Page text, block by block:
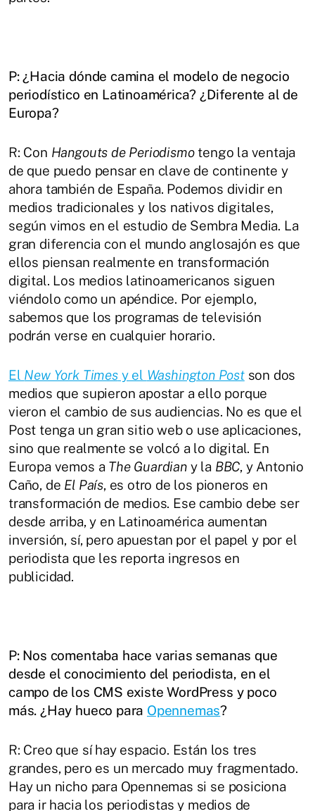
P: ¿Hacia dónde camina el modelo de negocio
periodístico en Latinoamérica? ¿Diferente al de
Europa?
R: Con Hangouts de Periodismotengo la ventaja
de que puedo pensar en clave de continente y
ahora también de España. Podemos dividir en
medios tradicionales y los nativos digitales,
según vimos en el estudio de Sembra Media. La
gran diferencia con el mundo anglosajón es que
ellos piensan realmente en transformación
digital. Los medios latinoamericanos siguen
viéndolo como un apéndice. Por ejemplo,
sabemos que los programas de televisión
podrán verse en cualquier horario.
El New York Timesy el Washington Postson dos
medios que supieron apostar a ello porque
vieron el cambio de sus audiencias. No es que el
Post tenga un gran sitio web o use aplicaciones,
sino que realmente se volcó a lo digital. En
Europa vemos a The Guardiany la BBC, y Antonio
Caño, de El País, es otro de los pioneros en
transformación de medios. Ese cambio debe ser
desde arriba, y en Latinoamérica aumentan
inversión, sí, pero apuestan por el papel y por el
periodista que les reporta ingresos en
publicidad.
P: Nos comentaba hace varias semanas que
desde el conocimiento del periodista, en el
campo de los CMS existe WordPress y poco
más. ¿Hay hueco para Opennemas?
R: Creo que sí hay espacio. Están los tres
grandes, pero es un mercado muy fragmentado.
Hay un nicho para Opennemas si se posiciona
para ir hacia los periodistas y medios de